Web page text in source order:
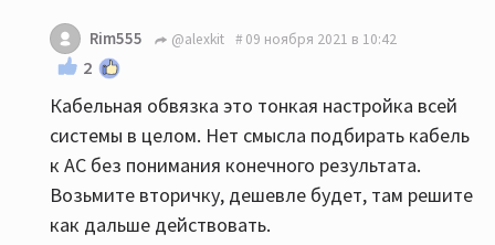
Rim555 @alexkit 09 ноября 2021 в 10:42
2
Кабельная обвязка это тонкая настройка всей
системы в целом. Нет смысла подбирать кабель
к АС без понимания конечного результата.
Возьмите вторичку, дешевле будет, там решите
как дальше действовать.